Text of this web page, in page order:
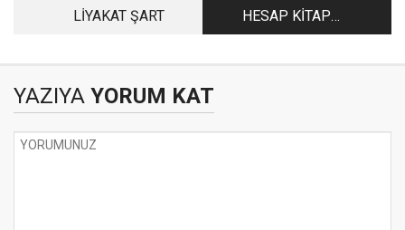
LİYAKAT ŞART
HESAP KİTAP
MESELESİ…
YAZIYA YORUM KAT